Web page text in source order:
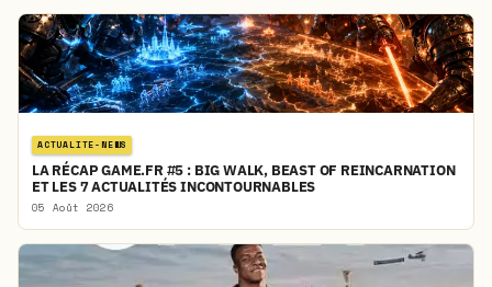
ACTUALITE-NEWS
LA RÉCAP GAME.FR #5 : BIG WALK, BEAST OF REINCARNATION
ET LES 7 ACTUALITÉS INCONTOURNABLES
05 Août 2026